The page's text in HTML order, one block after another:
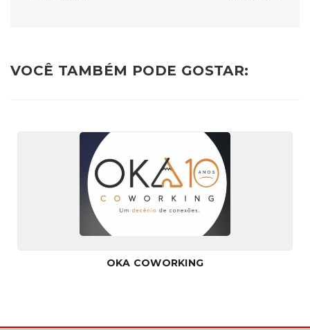
VOCÊ TAMBÉM PODE GOSTAR:
OKA COWORKING